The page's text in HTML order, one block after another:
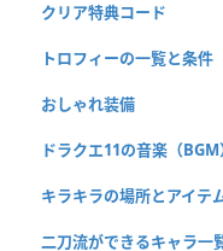
クリア特典コード
トロフィーの一覧と条件
おしゃれ装備
ドラクエ11の音楽（BGM
キラキラの場所とアイテ
二刀流ができるキャラ一